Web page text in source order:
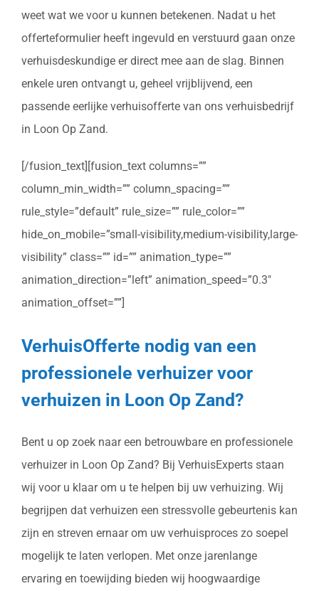
weet wat we voor u kunnen betekenen. Nadat u het
offerteformulier heeft ingevuld en verstuurd gaan onze
verhuisdeskundige er direct mee aan de slag. Binnen
enkele uren ontvangt u, geheel vrijblijvend, een
passende eerlijke verhuisofferte van ons verhuisbedrijf
in Loon Op Zand.
[/fusion_text][fusion_text columns=””
column_min_width=”” column_spacing=””
rule_style=”default” rule_size=”” rule_color=””
hide_on_mobile=”small-visibility,medium-visibility,large-
visibility” class=”” id=”” animation_type=””
animation_direction=”left” animation_speed=”0.3″
animation_offset=””]
VerhuisOfferte nodig van een
professionele verhuizer voor
verhuizen in Loon Op Zand?
Bent u op zoek naar een betrouwbare en professionele
verhuizer in Loon Op Zand? Bij VerhuisExperts staan
wij voor u klaar om u te helpen bij uw verhuizing. Wij
begrijpen dat verhuizen een stressvolle gebeurtenis kan
zijn en streven ernaar om uw verhuisproces zo soepel
mogelijk te laten verlopen. Met onze jarenlange
ervaring en toewijding bieden wij hoogwaardige